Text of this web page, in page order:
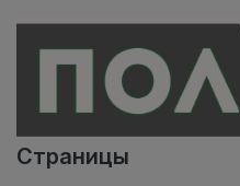
Страницы